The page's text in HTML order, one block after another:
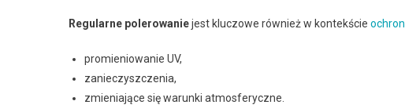
Regularne polerowaniejest kluczowe również w kontekście
promieniowanie UV,
zanieczyszczenia,
zmieniające się warunki atmosferyczne.